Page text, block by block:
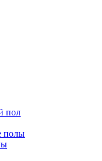
пол
полы